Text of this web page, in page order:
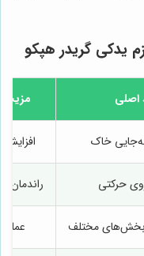
يدكى گريدر هپكو
اصلی مزیت
خاک
حرکتی
بخش‌های مختلف